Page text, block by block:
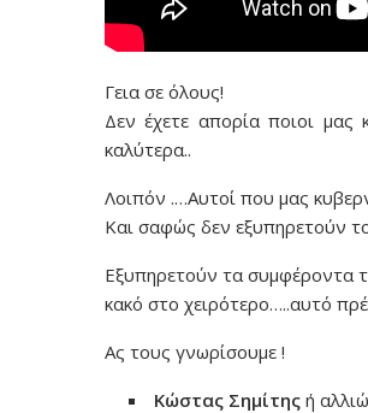
Γεια σε όλους!
Δεν έχετε απορία ποιοι
καλύτερα..
Λοιπόν .…Αυτοί που μας
Και σαφώς δεν εξυπηρετούν
Εξυπηρετούν τα συμφέροντα
κακό στο χειρότερο…..αυτό
Ας τους γνωρίσουμε !
Κώστας Σημίτης ή